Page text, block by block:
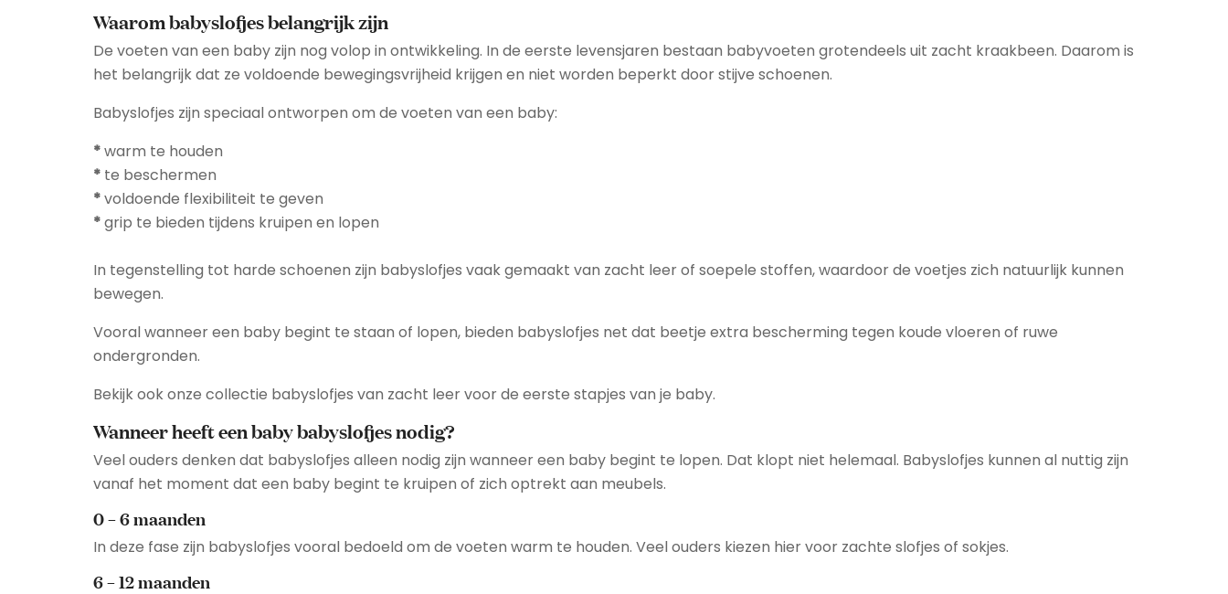
Waarom babyslofjes belangrijk zijn
De voeten van een baby zijn nog volop in ontwikkeling. In de eerste levensjaren bestaan babyvoeten grotendeels uit zacht kraakbeen. Daarom is
het belangrijk dat ze voldoende bewegingsvrijheid krijgen en niet worden beperkt door stijve schoenen.
Babyslofjes zijn speciaal ontworpen om de voeten van een baby:
*warm te houden
* te beschermen
*voldoende flexibiliteit te geven
*grip te bieden tijdens kruipen en lopen
In tegenstelling tot harde schoenen zijn babyslofjes vaak gemaakt van zacht leer of soepele stoffen, waardoor de voetjes zich natuurlijk kunnen
bewegen.
Vooral wanneer een baby begint te staan of lopen, bieden babyslofjes net dat beetje extra bescherming tegen koude vloeren of ruwe
ondergronden.
Bekijk ook onze collectie babyslofjes van zacht leervoor de eerste stapjes van je baby.
Wanneer heeft een baby babyslofjes nodig?
Veel ouders denken dat babyslofjes alleen nodig zijn wanneer een baby begint te lopen. Dat klopt niet helemaal. Babyslofjes kunnen al nuttig zijn
vanaf het moment dat een baby begint te kruipen of zich optrekt aan meubels.
0 – 6 maanden
In deze fase zijn babyslofjes vooral bedoeld om de voeten warm te houden. Veel ouders kiezen hier voor zachte slofjes of sokjes.
6 – 12 maanden